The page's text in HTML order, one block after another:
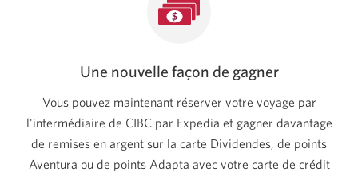
Une nouvelle façon de gagner
Vous pouvez maintenant réserver votre voyage par
l'intermédiaire de CIBC par Expedia et gagner davantage
de remises en argent sur la carte Dividendes, de points
Aventura ou de points Adapta avec votre carte de crédit